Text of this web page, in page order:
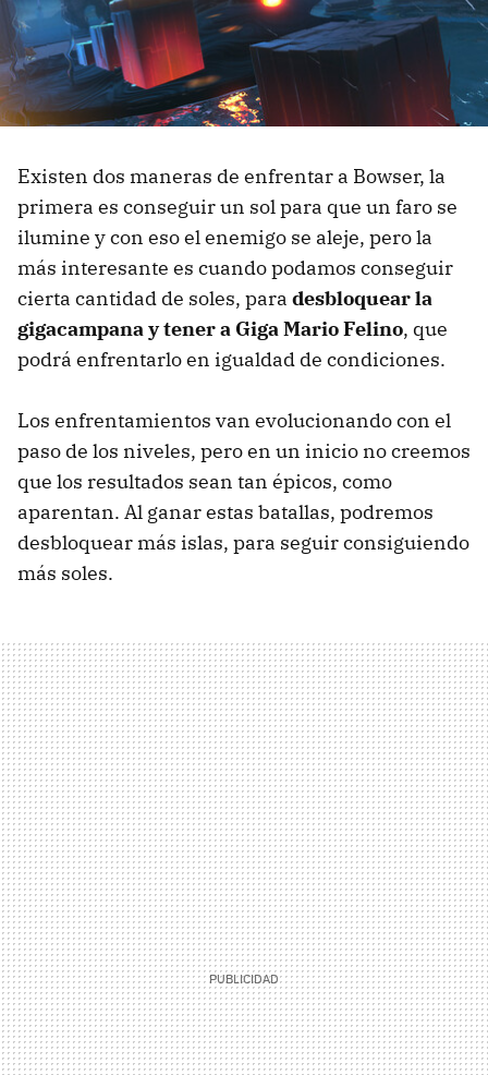
Existen dos maneras de enfrentar a Bowser, la
primera es conseguir un sol para que un faro se
ilumine y con eso el enemigo se aleje, pero la
más interesante es cuando podamos conseguir
cierta cantidad de soles, para desbloquear la
gigacampana y tener a Giga Mario Felino, que
podrá enfrentarlo en igualdad de condiciones.
Los enfrentamientos van evolucionando con el
paso de los niveles, pero en un inicio no creemos
que los resultados sean tan épicos, como
aparentan. Al ganar estas batallas, podremos
desbloquear más islas, para seguir consiguiendo
más soles.